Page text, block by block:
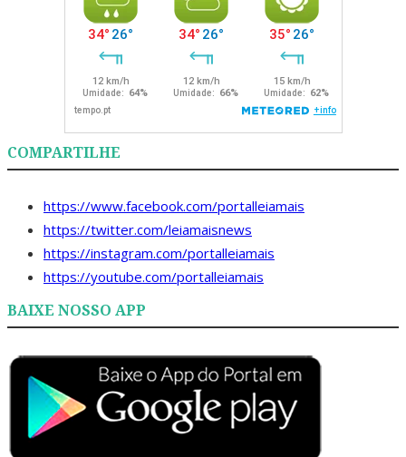
COMPARTILHE
https://www.facebook.com/portalleiamais
https://twitter.com/leiamaisnews
https://instagram.com/portalleiamais
https://youtube.com/portalleiamais
BAIXE NOSSO APP